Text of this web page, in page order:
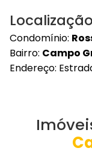
Condomínio:
Bairro: Campo
Endereço: